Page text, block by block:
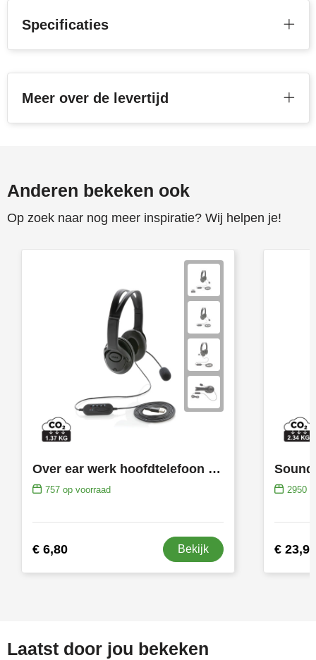
Toppoint
Vinga
Waterman
Specificaties
Meer over de levertijd
Anderen bekeken ook
Op zoek naar nog meer inspiratie? Wij helpen je!
Over ear werk hoofdtelefoon met kabel
757op voorraad
€ 6,80 Bekijk
2950
€ 23,90
Laatst door jou bekeken